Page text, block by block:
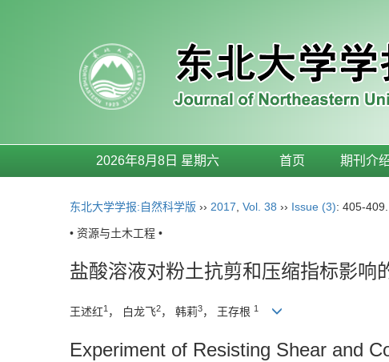
2026年8月8日 星期六 首页 期刊介
东北大学学报:自然科学版 ›› 2017 Vol. 38 ›› Issue (3): 405-409.
• 资源与土木工程 •
盐酸溶液对粉土抗剪和压缩指标影响
王述红1 ， 白龙飞2， 韩莉3， 王存根 1
Experiment of Resisting Shear and